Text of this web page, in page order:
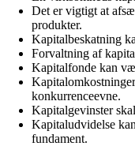
Det er vigtigt at
produkter.
Kapitalbeskatning
Forvaltning af
Kapitalfonde kan
konkurrenceevne.
Kapitalgevinster
Kapitaludvidelse
fundament.